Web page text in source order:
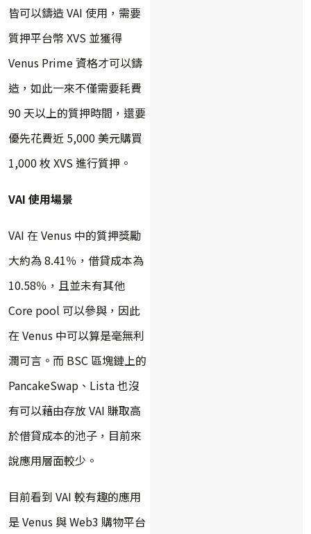
皆可以鑄造 VAI 使用，需要
質押平台幣 XVS 並獲得
Venus Prime 資格才可以鑄
造，如此一來不僅需要耗費
90 天以上的質押時間，還要
優先花費近 5,000 美元購買
1,000 枚 XVS 進行質押。
VAI 使用場景
VAI 在 Venus 中的質押獎勵
大約為 8.41％，借貸成本為
10.58％，且並未有其他
Core pool 可以參與，因此
在 Venus 中可以算是毫無利
潤可言。而 BSC 區塊鏈上的
PancakeSwap、Lista 也沒
有可以藉由存放 VAI 賺取高
於借貸成本的池子，目前來
說應用層面較少。
目前看到 VAI 較有趣的應用
是 Venus 與 Web3 購物平台